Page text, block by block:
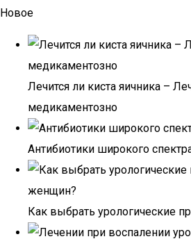
Новое
Лечится ли киста яичника –
медикаментозно
Антибиотики широкого
Как выбрать урологические